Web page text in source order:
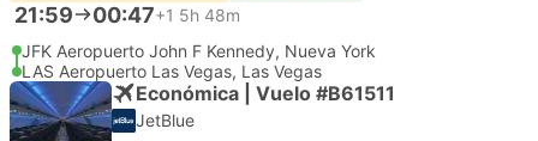
21:59 00:47+1 5h 48m
JFK Aeropuerto John F Kennedy, Nueva York
LAS Aeropuerto Las Vegas, Las Vegas
Económica | Vuelo #B61511
JetBlue